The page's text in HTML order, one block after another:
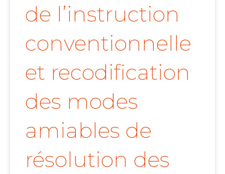
de l’instruction
conventionnelle
et recodification
des modes
amiables de
résolution des